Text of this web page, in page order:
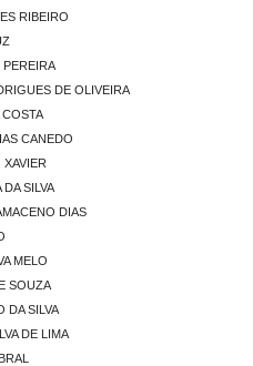
RIBEIRO
PEREIRA
DE OLIVEIRA
CANEDO
SILVA
DIAS
MELO
SOUZA
DA SILVA
DE LIMA